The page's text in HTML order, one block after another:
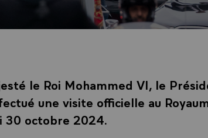
le Roi Mohammed VI, le
une visite officielle au
30 octobre 2024.